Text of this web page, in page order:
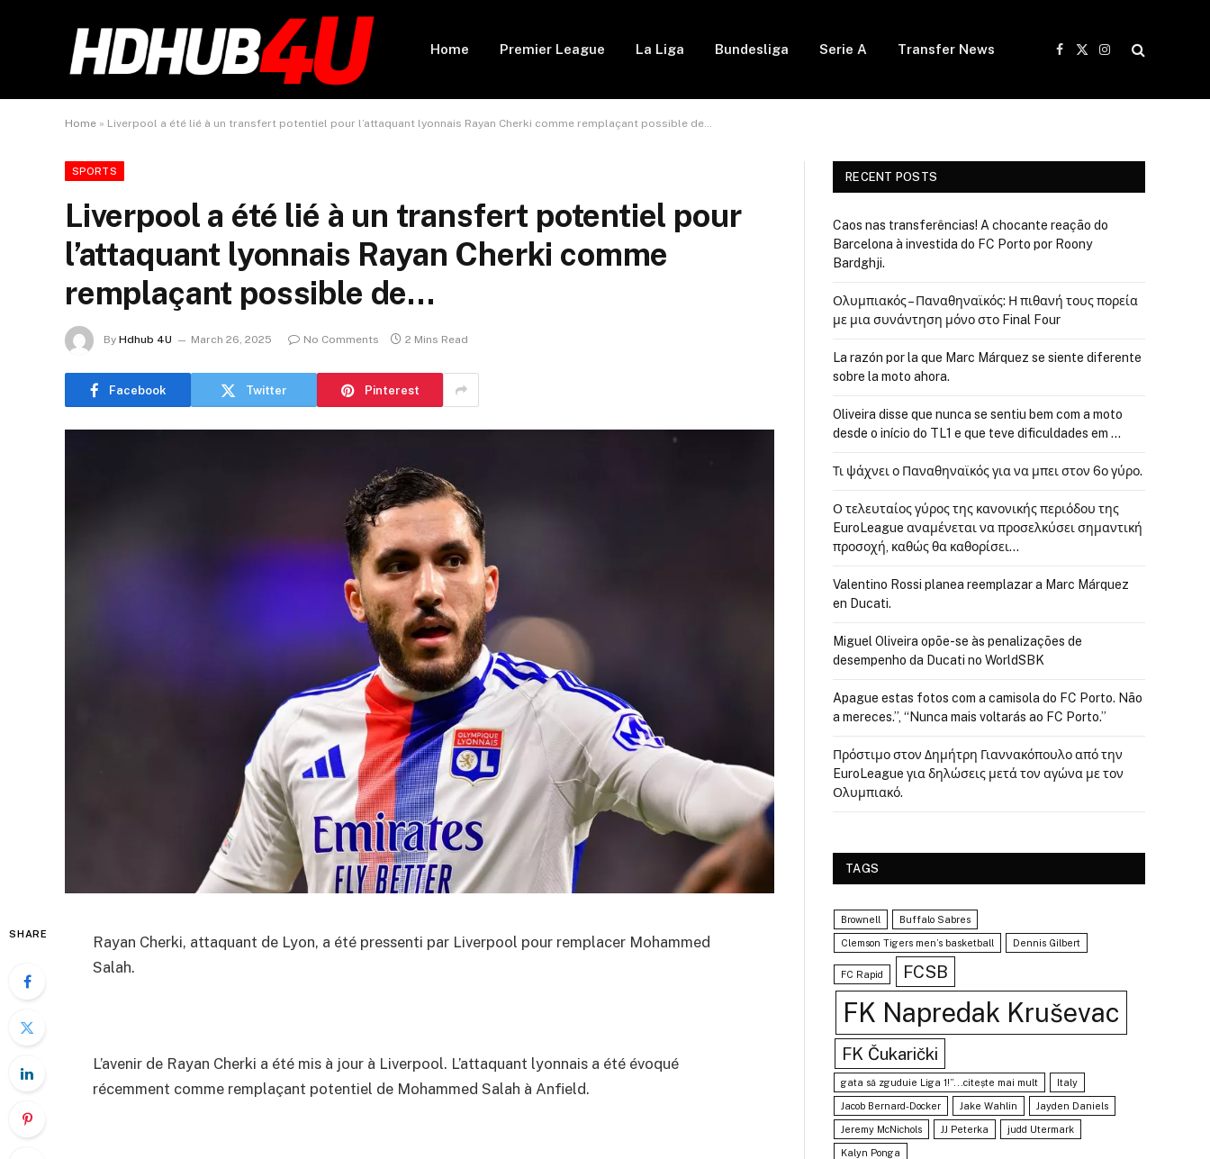
Home Premier League La Liga Bundesliga Serie A Transfer News
Facebook
X
Instagram
Home » Liverpool a été lié à un transfert potentiel pour l’attaquant lyonnais Rayan Cherki comme remplaçant possible de…
SPORTS
Liverpool a été lié à un transfert potentiel pour
l’attaquant lyonnais Rayan Cherki comme
remplaçant possible de…
By Hdhub 4U March 26, 2025 No Comments 2 Mins Read
Facebook Twitter Pinterest
SHARE
Rayan Cherki, attaquant de Lyon, a été pressenti par Liverpool pour remplacer Mohammed
Salah.
L’avenir de Rayan Cherki a été mis à jour à Liverpool. L’attaquant lyonnais a été évoqué
récemment comme remplaçant potentiel de Mohammed Salah à Anfield.
RECENT POSTS
Caos nas transferências! A chocante reação do
Barcelona à investida do FC Porto por Roony
Bardghji.
Ολυμπιακός – Παναθηναϊκός: Η πιθανή τους πορεία
με μια συνάντηση μόνο στο Final Four
La razón por la que Marc Márquez se siente diferente
sobre la moto ahora.
Oliveira disse que nunca se sentiu bem com a moto
desde o início do TL1 e que teve dificuldades em …
Τι ψάχνει ο Παναθηναϊκός για να μπει στον 6ο γύρο.
Ο τελευταίος γύρος της κανονικής περιόδου της
EuroLeague αναμένεται να προσελκύσει σημαντική
προσοχή, καθώς θα καθορίσει…
Valentino Rossi planea reemplazar a Marc Márquez
en Ducati.
Miguel Oliveira opõe-se às penalizações de
desempenho da Ducati no WorldSBK
Apague estas fotos com a camisola do FC Porto. Não
a mereces.”, “Nunca mais voltarás ao FC Porto.”
Πρόστιμο στον Δημήτρη Γιαννακόπουλο από την
EuroLeague για δηλώσεις μετά τον αγώνα με τον
Ολυμπιακό.
TAGS
Brownell Buffalo Sabres
Clemson Tigers men’s basketball Dennis Gilbert
FC Rapid FCSB
FK Napredak Kruševac
FK Čukarički
gata să zguduie Liga 1!”...citește mai mult Italy
Jacob Bernard-Docker Jake Wahlin Jayden Daniels
Jeremy McNichols JJ Peterka judd Utermark
Kalyn Ponga